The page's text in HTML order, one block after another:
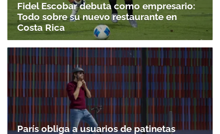
Fidel Escobar debuta como empresario:
Todo sobre su nuevo restaurante en
Costa Rica
París obliga a usuarios de patinetas